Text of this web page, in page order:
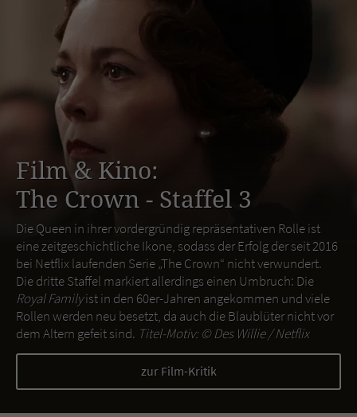
Film & Kino:
The Crown - Staffel 3
Die Queen in ihrer vordergründig repräsentativen Rolle ist
eine zeitgeschichtliche Ikone, sodass der Erfolg der seit 2016
bei Netflix laufenden Serie „The Crown“ nicht verwundert.
Die dritte Staffel markiert allerdings einen Umbruch: Die
Royal Familyist in den 60er-Jahren angekommen und viele
Rollen werden neu besetzt, da auch die Blaublüter nicht vor
dem Altern gefeit sind. Titel-Motiv: ©Des Willie / Netflix
zur Film-Kritik